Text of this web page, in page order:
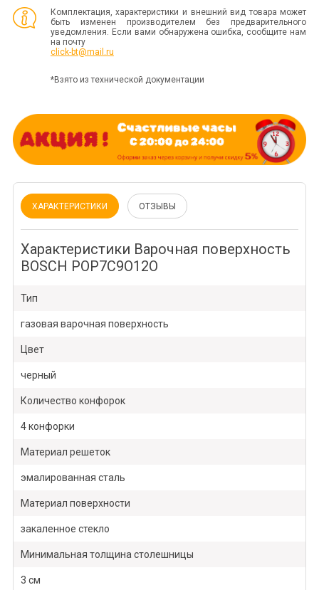
Комплектация, характеристики и внешний вид товара может
быть изменен производителем без предварительного
уведомления. Если вами обнаружена ошибка, сообщите нам
на почту
click-bt@mail.ru
*Взято из технической документации
ХАРАКТЕРИСТИКИ ОТЗЫВЫ
Характеристики Варочная поверхность
BOSCH POP7C9O12O
Тип
газовая варочная поверхность
Цвет
черный
Количество конфорок
4 конфорки
Материал решеток
эмалированная сталь
Материал поверхности
закаленное стекло
Минимальная толщина столешницы
3 см